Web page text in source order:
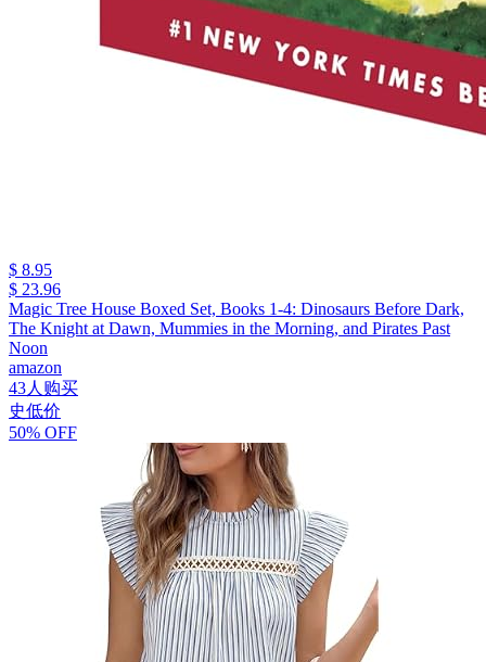
$ 8.95
$ 23.96
Magic Tree House Boxed Set, Books 1-4: Dinosaurs Before Dark,
The Knight at Dawn, Mummies in the Morning, and Pirates Past
Noon
amazon
43人购买
史低价
50% OFF